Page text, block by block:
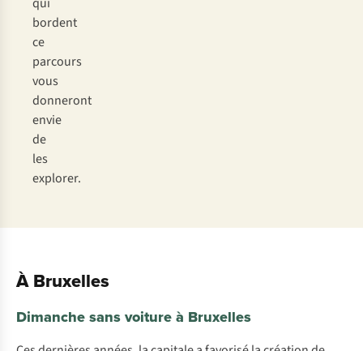
bordent
ce
parcours
vous
donneront
envie
de
les
explorer.
À Bruxelles
Dimanche sans voiture à Bruxelles